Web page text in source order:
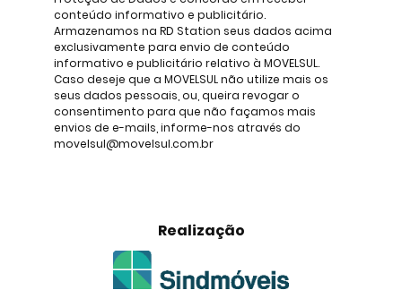
conteúdo informativo e publicitário.
Armazenamos na RD Station seus dados acima
exclusivamente para envio de conteúdo
informativo e publicitário relativo à MOVELSUL.
Caso deseje que a MOVELSUL não utilize mais os
seus dados pessoais, ou, queira revogar o
consentimento para que não façamos mais
envios de e-mails, informe-nos através do
movelsul@movelsul.com.br
Realização